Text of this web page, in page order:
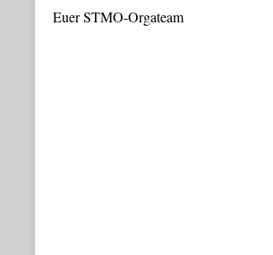
Euer STMO-Orgateam